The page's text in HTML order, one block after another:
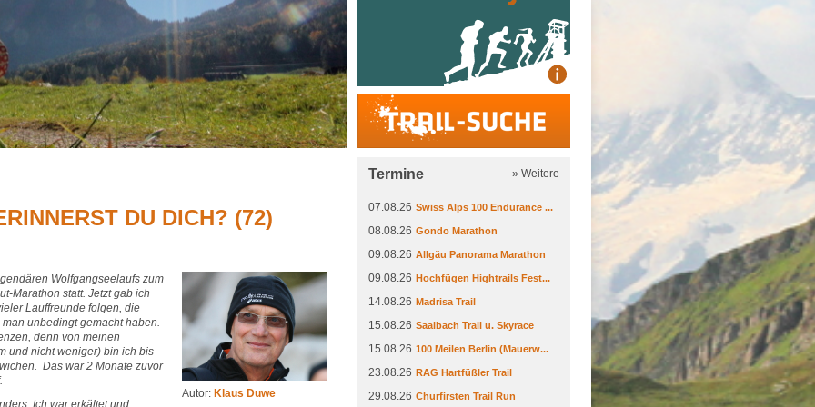
DU DICH? (72)
Autor: Klaus Duwe
Wolfgangseelaufs zum
Marathon statt. Jetzt gab ich
Lauffreunde folgen, die
unbedingt gemacht haben.
denn von meinen
und nicht weniger) bin ich bis
Das war 2 Monate zuvor
Ich war erkältet und
Termine » Weitere
07.08.26 Swiss Alps 100 Endurance ...
08.08.26 Gondo Marathon
09.08.26 Allgäu Panorama Marathon
09.08.26 Hochfügen Hightrails Fest...
14.08.26 Madrisa Trail
15.08.26 Saalbach Trail u. Skyrace
15.08.26 100 Meilen Berlin (Mauerw...
23.08.26 RAG Hartfüßler Trail
29.08.26 Churfirsten Trail Run